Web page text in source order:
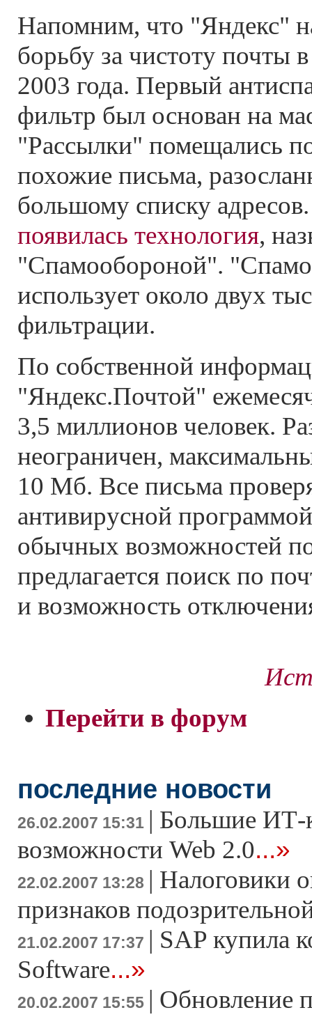
Напомним, что "Яндекс"
борьбу за чистоту почты
2003 года. Первый
фильтр был основан на
"Рассылки" помещались
похожие письма,
большому списку
появилась технология,
"Спамообороной".
использует около двух
фильтрации.
По собственной
"Яндекс.Почтой"
3,5 миллионов человек.
неограничен,
10 Мб. Все письма
антивирусной
обычных возможностей
предлагается поиск по
и возможность
Перейти в форум
последние новости
26.02.2007 15:31 | Большие ИТ-
возможности Web 2.0...»
22.02.2007 13:28 | Налоговики
признаков
21.02.2007 17:37 | SAP купила
Software...»
20.02.2007 15:55 | Обновление